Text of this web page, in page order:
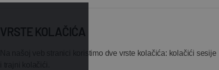
VRSTE KOLAČIĆA
Na našoj veb stranici koristimo dve vrste kolačića: kolačići sesije